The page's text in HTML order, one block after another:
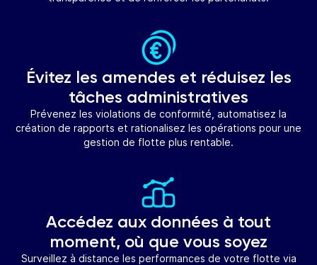
Évitez les amendes et réduisez les
tâches administratives
Prévenez les violations de conformité, automatisez la
création de rapports et rationalisez les opérations pour une
gestion de flotte plus rentable.
Accédez aux données à tout
moment, où que vous soyez
Surveillez à distance les performances de votre flotte via